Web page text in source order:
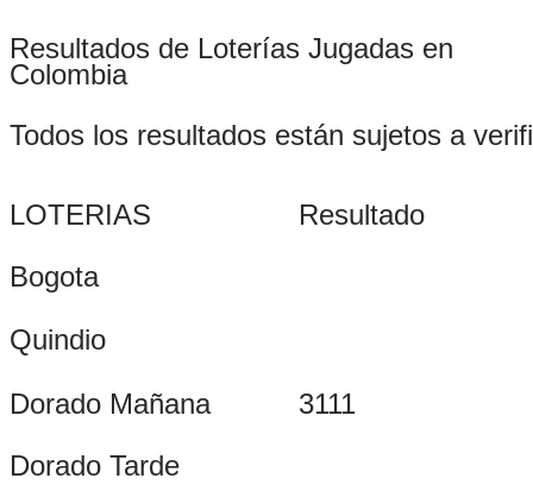
Resultados de Loterías Jugadas en
Colombia
Todos los resultados están sujetos a
LOTERIAS
Resultado
Bogota
Quindio
Dorado Mañana
3111
Dorado Tarde